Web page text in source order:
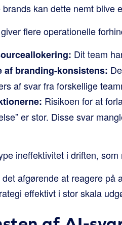
kan dette nemt blive
flere operationelle
Dit team
af branding-konsistens:
af svar fra forskellige
Risikoen for at
er stor. Disse svar
ineffektivitet i driften,
afgørende at reagere
effektivt i stor skala